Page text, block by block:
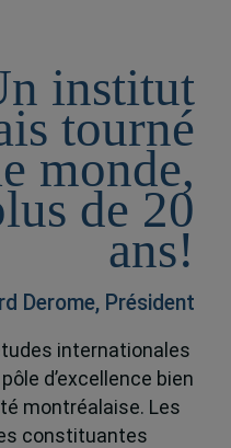
institut
tourné
monde,
de 20
ans!
Derome, Président
internationales
d’excellence bien
montréalaise. Les
constituantes